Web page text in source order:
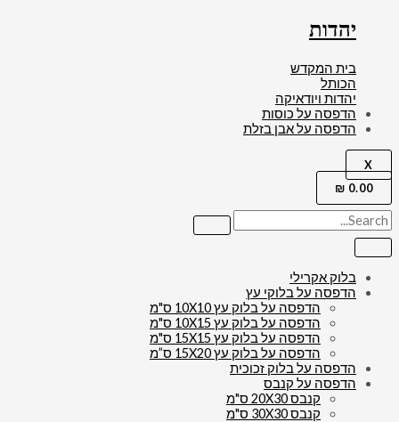
יהדות
בית המקדש
הכותל
יהדות ויודאיקה
הדפסה על כוסות
הדפסה על אבן בזלת
X
0.00
₪
בלוק אקרילי
הדפסה על בלוקי עץ
הדפסה על בלוק עץ 10X10 ס"מ
הדפסה על בלוק עץ 10X15 ס"מ
הדפסה על בלוק עץ 15X15 ס"מ
הדפסה על בלוק עץ 15X20 ס”מ
הדפסה על בלוק זכוכית
הדפסה על קנבס
קנבס 20X30 ס"מ
קנבס 30X30 ס"מ